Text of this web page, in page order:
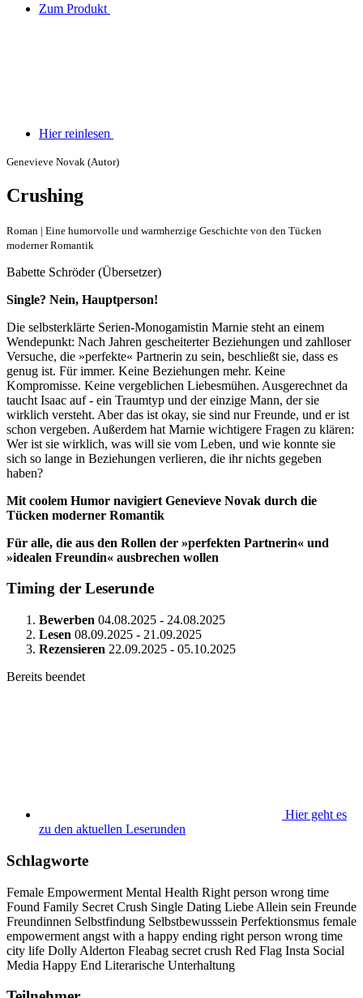
Zum Produkt
Hier reinlesen
Genevieve Novak (Autor)
Crushing
Roman | Eine humorvolle und warmherzige Geschichte von den Tücken
moderner Romantik
Babette Schröder (Übersetzer)
Single? Nein, Hauptperson!
Die selbsterklärte Serien-Monogamistin Marnie steht an einem
Wendepunkt: Nach Jahren gescheiterter Beziehungen und zahlloser
Versuche, die »perfekte« Partnerin zu sein, beschließt sie, dass es
genug ist. Für immer. Keine Beziehungen mehr. Keine
Kompromisse. Keine vergeblichen Liebesmühen. Ausgerechnet da
taucht Isaac auf - ein Traumtyp und der einzige Mann, der sie
wirklich versteht. Aber das ist okay, sie sind nur Freunde, und er ist
schon vergeben. Außerdem hat Marnie wichtigere Fragen zu klären:
Wer ist sie wirklich, was will sie vom Leben, und wie konnte sie
sich so lange in Beziehungen verlieren, die ihr nichts gegeben
haben?
Mit coolem Humor navigiert Genevieve Novak durch die
Tücken moderner Romantik
Für alle, die aus den Rollen der »perfekten Partnerin« und
»idealen Freundin« ausbrechen wollen
Timing der Leserunde
Bewerben 04.08.2025 - 24.08.2025
Lesen 08.09.2025 - 21.09.2025
Rezensieren 22.09.2025 - 05.10.2025
Bereits beendet
Hier geht es
zu den aktuellen Leserunden
Schlagworte
Female Empowerment Mental Health Right person wrong time
Found Family Secret Crush Single Dating Liebe Allein sein Freunde
Freundinnen Selbstfindung Selbstbewusssein Perfektionsmus female
empowerment angst with a happy ending right person wrong time
city life Dolly Alderton Fleabag secret crush Red Flag Insta Social
Media Happy End Literarische Unterhaltung